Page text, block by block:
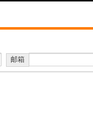
邮箱